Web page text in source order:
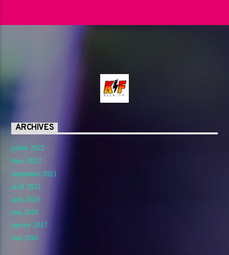
ARCHIVES
juillet 2022
mars 2022
septembre 2021
avril 2021
août 2020
mai 2020
janvier 2017
mai 2016